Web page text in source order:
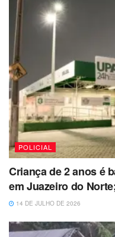
POLICIAL
Criança de 2 anos é
em Juazeiro do
14 DE JULHO DE 2026